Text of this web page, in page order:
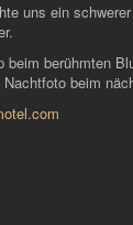
uns ein
beim berühmten
beim